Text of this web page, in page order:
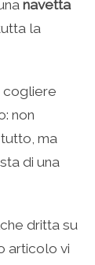
navetta
la
cogliere
non
ma
di una
dritta su
articolo vi